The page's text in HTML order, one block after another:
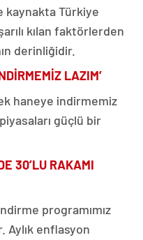
kaynakta Türkiye
kılan faktörlerden
derinliğidir.
LAZIM’
haneye indirmemiz
güçlü bir
30’LU RAKAMI
programımız
Aylık enflasyon